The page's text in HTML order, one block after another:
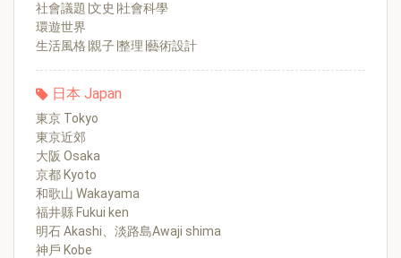
社會議題∣文史∣社會科學
環遊世界
生活風格∣親子∣整理∣藝術設計
日本 Japan
東京 Tokyo
東京近郊
大阪 Osaka
京都 Kyoto
和歌山 Wakayama
福井縣 Fukui ken
明石 Akashi、淡路島Awaji shima
神戶 Kobe